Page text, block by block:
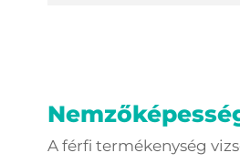
A férfi termékenység